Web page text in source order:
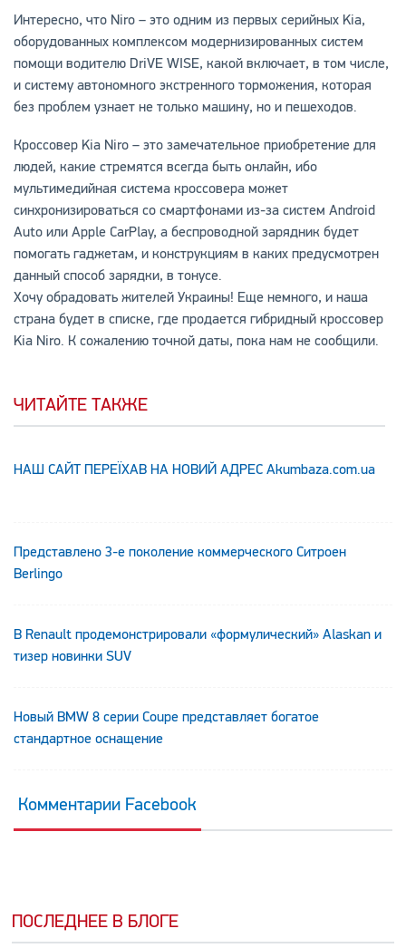
Интересно, что Niro – это одним из первых серийных Kia,
оборудованных комплексом модернизированных систем
помощи водителю DriVE WISE, какой включает, в том числе,
и систему автономного экстренного торможения, которая
без проблем узнает не только машину, но и пешеходов.
Кроссовер Kia Niro – это замечательное приобретение для
людей, какие стремятся всегда быть онлайн, ибо
мультимедийная система кроссовера может
синхронизироваться со смартфонами из-за систем Android
Auto или Apple CarPlay, а беспроводной зарядник будет
помогать гаджетам, и конструкциям в каких предусмотрен
данный способ зарядки, в тонусе.
Хочу обрадовать жителей Украины! Еще немного, и наша
страна будет в списке, где продается гибридный кроссовер
Kia Niro. К сожалению точной даты, пока нам не сообщили.
ЧИТАЙТЕ ТАКЖЕ
НАШ САЙТ ПЕРЕЇХАВ НА НОВИЙ АДРЕС Аkumbaza.com.ua
Представлено 3-е поколение коммерческого Ситроен
Berlingo
В Renault продемонстрировали «формулический» Alaskan и
тизер новинки SUV
Новый BMW 8 серии Coupe представляет богатое
стандартное оснащение
Комментарии Facebook
ПОСЛЕДНЕЕ В БЛОГЕ